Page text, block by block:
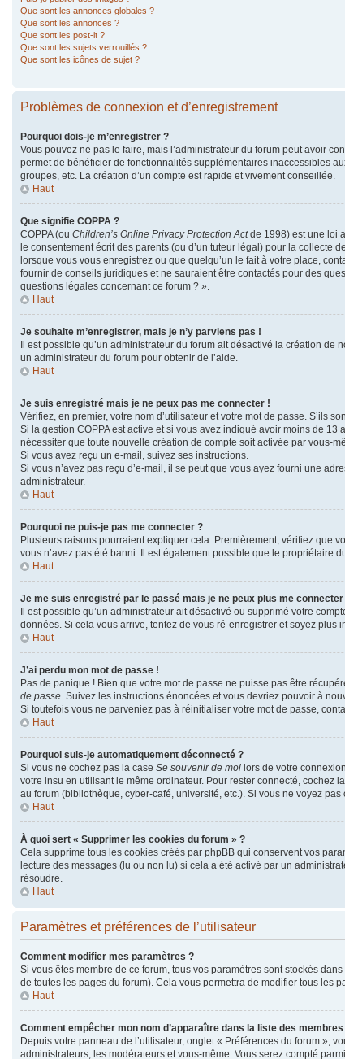
Que sont les annonces globales ?
Que sont les annonces ?
Que sont les post-it ?
Que sont les sujets verrouillés ?
Que sont les icônes de sujet ?
Problèmes de connexion et d’enregistrement
Pourquoi dois-je m’enregistrer ?
Vous pouvez ne pas le faire, mais l’administrateur du forum peut avoir
permet de bénéficier de fonctionnalités supplémentaires inaccessibles
groupes, etc. La création d’un compte est rapide et vivement conseillée.
Haut
Que signifie COPPA ?
COPPA (ou Children’s Online Privacy Protection Actde 1998) est une loi
le consentement écrit des parents (ou d’un tuteur légal) pour la collecte
lorsque vous vous enregistrez ou que quelqu’un le fait à votre place,
fournir de conseils juridiques et ne sauraient être contactés pour des
questions légales concernant ce forum ? ».
Haut
Je souhaite m’enregistrer, mais je n’y parviens pas !
Il est possible qu’un administrateur du forum ait désactivé la création
un administrateur du forum pour obtenir de l’aide.
Haut
Je suis enregistré mais je ne peux pas me connecter !
Vérifiez, en premier, votre nom d’utilisateur et votre mot de passe. S’ils
Si la gestion COPPA est active et si vous avez indiqué avoir moins de
nécessiter que toute nouvelle création de compte soit activée par vous-
Si vous avez reçu un e-mail, suivez ses instructions.
Si vous n’avez pas reçu d’e-mail, il se peut que vous ayez fourni une
administrateur.
Haut
Pourquoi ne puis-je pas me connecter ?
Plusieurs raisons pourraient expliquer cela. Premièrement, vérifiez que
vous n’avez pas été banni. Il est également possible que le propriétaire
Haut
Je me suis enregistré par le passé mais je ne peux plus me connecter
Il est possible qu’un administrateur ait désactivé ou supprimé votre
données. Si cela vous arrive, tentez de vous ré-enregistrer et soyez plus
Haut
J’ai perdu mon mot de passe !
Pas de panique ! Bien que votre mot de passe ne puisse pas être
de passe. Suivez les instructions énoncées et vous devriez pouvoir à
Si toutefois vous ne parveniez pas à réinitialiser votre mot de passe,
Haut
Pourquoi suis-je automatiquement déconnecté ?
Si vous ne cochez pas la case Se souvenir de moi lors de votre
votre insu en utilisant le même ordinateur. Pour rester connecté, cochez
au forum (bibliothèque, cyber-café, université, etc.). Si vous ne voyez
Haut
À quoi sert « Supprimer les cookies du forum » ?
Cela supprime tous les cookies créés par phpBB qui conservent vos
lecture des messages (lu ou non lu) si cela a été activé par un
résoudre.
Haut
Paramètres et préférences de l’utilisateur
Comment modifier mes paramètres ?
Si vous êtes membre de ce forum, tous vos paramètres sont stockés
de toutes les pages du forum). Cela vous permettra de modifier tous les
Haut
Comment empêcher mon nom d’apparaître dans la liste des
Depuis votre panneau de l’utilisateur, onglet « Préférences du forum »,
administrateurs, les modérateurs et vous-même. Vous serez compté